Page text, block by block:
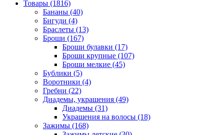
Товары (1816)
Бананы (40)
Бигуди (4)
Браслеты (13)
Броши (167)
Броши булавки (17)
Броши крупные (107)
Броши мелкие (45)
Бублики (5)
Воротники (4)
Гребни (22)
Диадемы, украшения (49)
Диадемы (31)
Украшения на волосы (18)
Зажимы (168)